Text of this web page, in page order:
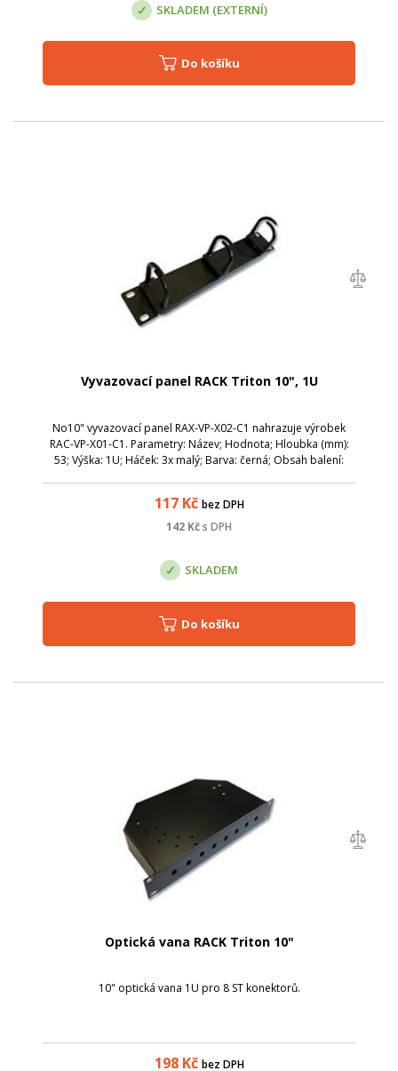
SKLADEM (EXTERNÍ)
Do košíku
Vyvazovací panel RACK Triton 10", 1U
No10" vyvazovací panel RAX-VP-X02-C1 nahrazuje výrobek
RAC-VP-X01-C1. Parametry: Název; Hodnota; Hloubka (mm):
53; Výška: 1U; Háček: 3x malý; Barva: černá; Obsah balení:
117Kč bez DPH
142 Kčs DPH
SKLADEM
Do košíku
Optická vana RACK Triton 10"
10" optická vana 1U pro 8 ST konektorů.
198Kč bez DPH